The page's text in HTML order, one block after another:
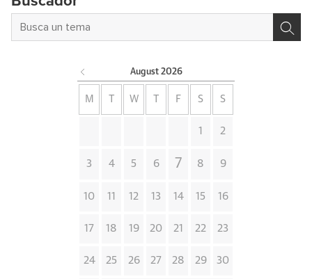
August 2026
M W F S S
1 2
3 4 5 6 7 8 9
10 11 12 13 14 15 16
17 18 19 20 21 22 23
24 25 26 27 28 29 30